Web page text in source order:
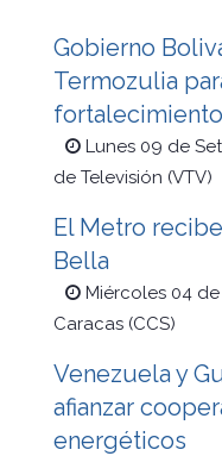
Gobierno
Termozulia
Lunes 09 de
de Televisión (VTV)
El Metro
Bella
Miércoles 04
Caracas (CCS)
Venezuela y
afianzar
energéticos